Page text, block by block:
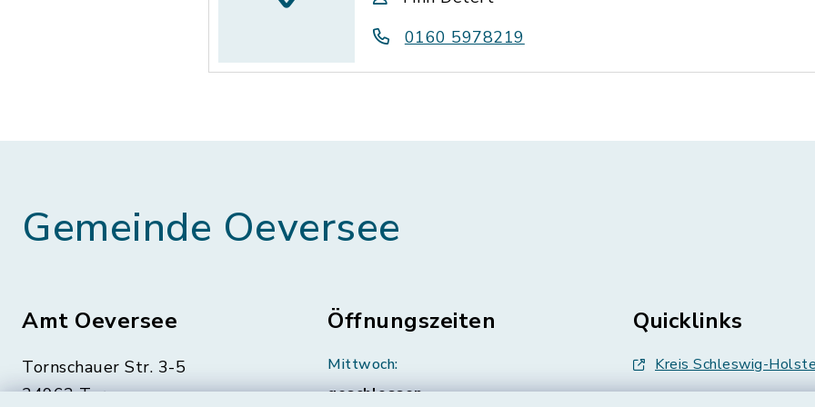
0160 5978219
Gemeinde Oeversee
Amt Oeversee
Tornschauer Str. 3-5
24963 Tarp
Öffnungszeiten
Mittwoch:
geschlossen
Quicklinks
Kreis Schleswig-